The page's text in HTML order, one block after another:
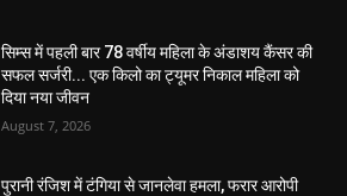
सिम्स में पहली बार 78 वर्षीय महिला के अंडाशय कैंसर की
सफल सर्जरी... एक किलो का ट्यूमर निकाल महिला को
दिया नया जीवन
August 7, 2026
पुरानी रंजिश में टंगिया से जानलेवा हमला, फरार आरोपी